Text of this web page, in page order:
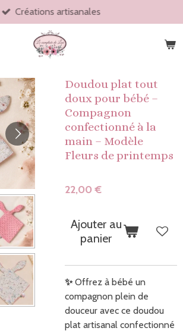
Créations artisanales
Doudou plat tout
doux pour bébé –
Compagnon
confectionné à la
main – Modèle
Fleurs de printemps
22,00 €
Ajouter au
panier
✨Offrez à bébé un
compagnon plein de
douceur avec ce doudou
plat artisanal confectionné